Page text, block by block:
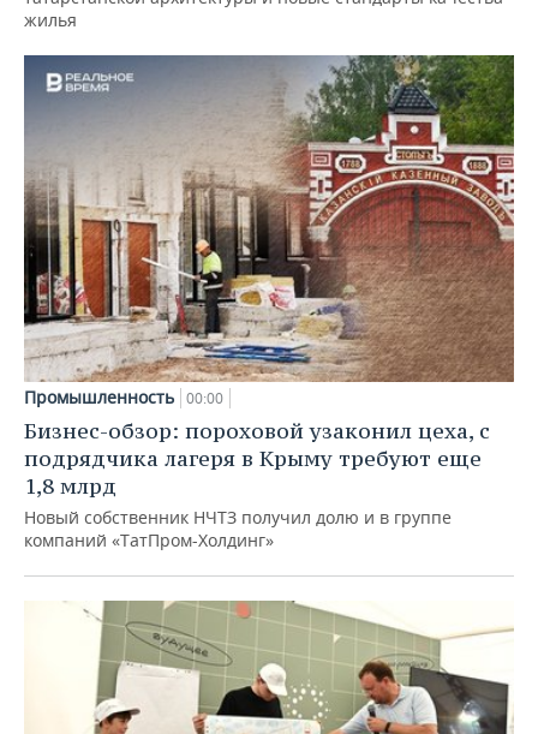
жилья
Промышленность 00:00
Бизнес-обзор: пороховой узаконил цеха, с
подрядчика лагеря в Крыму требуют еще
1,8 млрд
Новый собственник НЧТЗ получил долю и в группе
компаний «ТатПром-Холдинг»